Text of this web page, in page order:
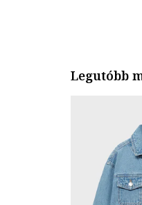
Legutóbb